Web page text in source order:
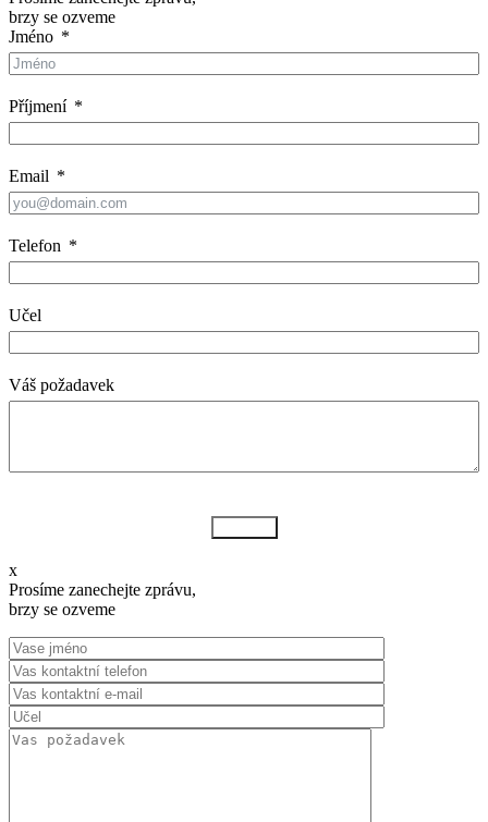
brzy se ozveme
Jméno
Příjmení
Email
Telefon
Učel
Váš požadavek
x
Prosíme zanechejte zprávu,
brzy se ozveme